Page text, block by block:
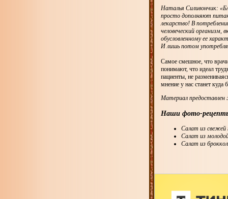
Наталья Силивончик:
просто дополняют
лекарство! В
человеческий организм,
обусловленному ее
И лишь потом
Самое смешное, что
понимают, что идеал
пациенты, не
мнение у нас станет куда
Материал предоставлен
Наши фото-
Салат из
Салат из
Салат из